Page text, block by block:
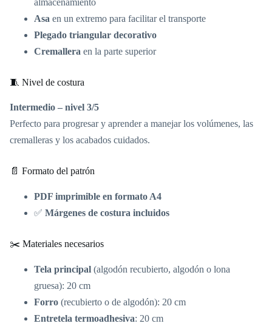
Asa en un extremo para facilitar el transporte
Plegado triangular decorativo
Cremallera en la parte superior
🧵 Nivel de costura
Intermedio – nivel 3/5
Perfecto para progresar y aprender a manejar los volúmenes, las
cremalleras y los acabados cuidados.
📄 Formato del patrón
PDF imprimible en formato A4
✅ Márgenes de costura incluidos
✂️ Materiales necesarios
Tela principal (algodón recubierto, algodón o lona
gruesa): 20 cm
Forro (recubierto o de algodón): 20 cm
Entretela termoadhesiva: 20 cm